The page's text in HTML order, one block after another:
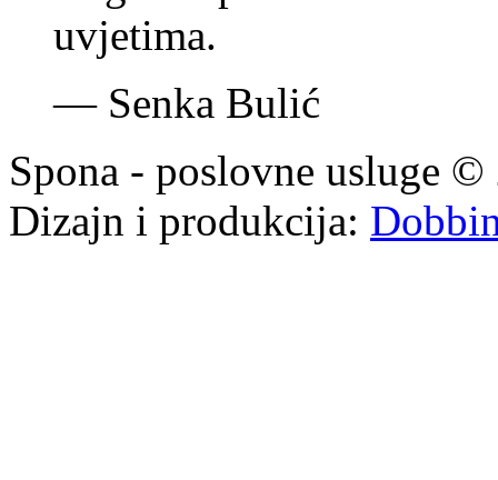
uvjetima.
—Senka Bulić
Spona - poslovne usluge
Dizajn i produkcija: